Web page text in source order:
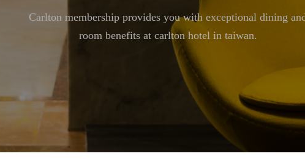
Carlton membership provides you with exceptional dining
room benefits at carlton hotel in taiwan.